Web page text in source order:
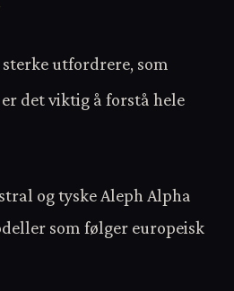
utfordrere, som
er det viktig å forstå hele
og tyske Aleph Alpha
som følger europeisk